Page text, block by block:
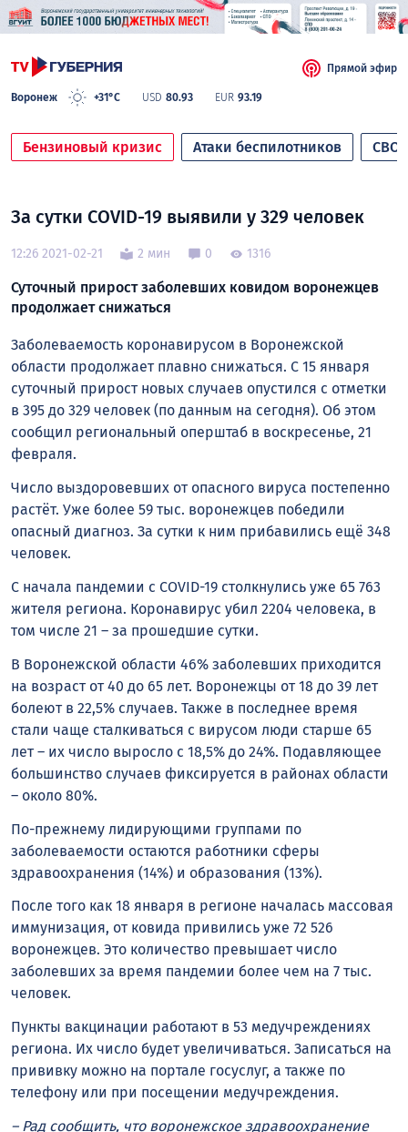
Воронеж +31°C USD 80.93 EUR 93.19
Прямой эфир
Бензиновый кризис Атаки беспилотников СВО
За сутки COVID-19 выявили у 329 человек
12:26 2021-02-21 2 мин 0 1316
Суточный прирост заболевших ковидом воронежцев
продолжает снижаться
Заболеваемость коронавирусом в Воронежской
области продолжает плавно снижаться. С 15 января
суточный прирост новых случаев опустился с отметки
в 395 до 329 человек (по данным на сегодня). Об этом
сообщил региональный оперштаб в воскресенье, 21
февраля.
Число выздоровевших от опасного вируса постепенно
растёт. Уже более 59 тыс. воронежцев победили
опасный диагноз. За сутки к ним прибавились ещё 348
человек.
С начала пандемии с COVID-19 столкнулись уже 65 763
жителя региона. Коронавирус убил 2204 человека, в
том числе 21 – за прошедшие сутки.
В Воронежской области 46% заболевших приходится
на возраст от 40 до 65 лет. Воронежцы от 18 до 39 лет
болеют в 22,5% случаев. Также в последнее время
стали чаще сталкиваться с вирусом люди старше 65
лет – их число выросло с 18,5% до 24%. Подавляющее
большинство случаев фиксируется в районах области
– около 80%.
По-прежнему лидирующими группами по
заболеваемости остаются работники сферы
здравоохранения (14%) и образования (13%).
После того как 18 января в регионе началась массовая
иммунизация, от ковида привились уже 72 526
воронежцев. Это количество превышает число
заболевших за время пандемии более чем на 7 тыс.
человек.
Пункты вакцинации работают в 53 медучреждениях
региона. Их число будет увеличиваться. Записаться на
прививку можно на портале госуслуг, а также по
телефону или при посещении медучреждения.
– Рад сообщить, что воронежское здравоохранение